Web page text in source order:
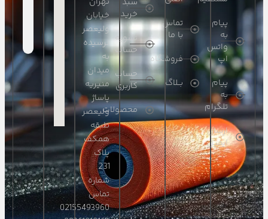
پیام
به
واتس
اپ
پیام
به
تلگرام
ارسال
ایمیل
تماس
با ما
فروشگاه
بــلاگ
خرید
تسویه
حساب
حساب
کاربری
محصولات
خیابان
ولیعصر
نرسیده
به
میدان
منیریه
پاساژ
ولیعصر
طبقه
همکف
پلاک
231
شماره
تماس
02155493960